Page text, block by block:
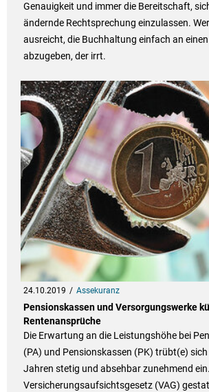
Genauigkeit und immer die Bereitschaft,
ändernde Rechtsprechung einzulassen.
ausreicht, die Buchhaltung einfach an
abzugeben, der irrt.
24.10.2019 Assekuranz
Pensionskassen und Versorgungswerke
Rentenansprüche
Die Erwartung an die Leistungshöhe bei
(PA) und Pensionskassen (PK) trübt(e)
Jahren stetig und absehbar zunehmend
Versicherungsaufsichtsgesetz (VAG)